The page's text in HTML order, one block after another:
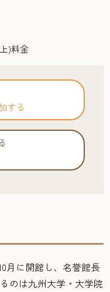
)料金
する
月に開館し、名誉館長
のは九州大学・大学院